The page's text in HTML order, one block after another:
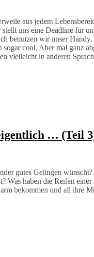
aus jedem
uns eine Deadline für
benutzen wir unser
cool. Aber mal ganz
vielleicht in anderen
… (Teil
gutes Gelingen
Was haben die Reifen
bekommen und all ihre